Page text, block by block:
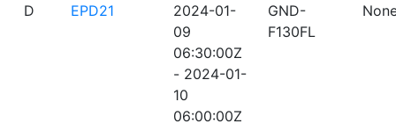
D EPD21
2024-01-
09
06:30:00Z
- 2024-01-
10
06:00:00Z
GND-
F130FL